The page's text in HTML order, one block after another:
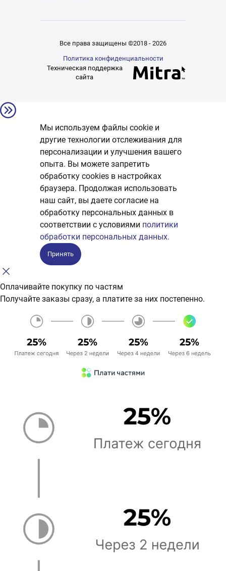
Все права защищены ©2018 - 2026
Политика конфиденциальности
Техническая поддержка
сайта
Мы используем файлы cookie и
другие технологии отслеживания для
персонализации и улучшения вашего
опыта. Вы можете запретить
обработку сookies в настройках
браузера. Продолжая использовать
наш сайт, вы даете согласие на
обработку персональных данных в
соответствии с условиями политики
обработки персональных данных.
Принять
Оплачивайте покупку по частям
Получайте заказы сразу, а платите за них постепенно.